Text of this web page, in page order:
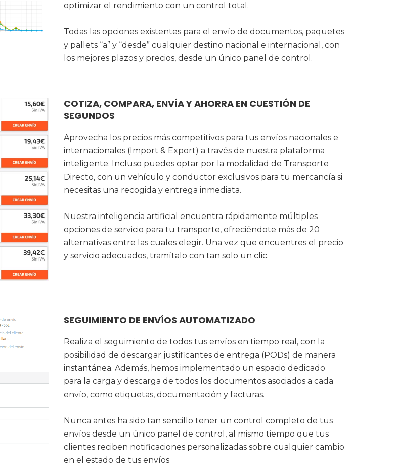
optimizar el rendimiento con un control total.
Todas las opciones existentes para el envío de documentos, paquetes
y pallets “a” y “desde” cualquier destino nacional e internacional, con
los mejores plazos y precios, desde un único panel de control.
COTIZA, COMPARA, ENVÍA Y AHORRA EN CUESTIÓN DE
SEGUNDOS
Aprovecha los precios más competitivos para tus envíos nacionales e
internacionales (Import & Export) a través de nuestra plataforma
inteligente. Incluso puedes optar por la modalidad de Transporte
Directo, con un vehículo y conductor exclusivos para tu mercancía si
necesitas una recogida y entrega inmediata.
Nuestra inteligencia artificial encuentra rápidamente múltiples
opciones de servicio para tu transporte, ofreciéndote más de 20
alternativas entre las cuales elegir. Una vez que encuentres el precio
y servicio adecuados, tramítalo con tan solo un clic.
SEGUIMIENTO DE ENVÍOS AUTOMATIZADO
Realiza el seguimiento de todos tus envíos en tiempo real, con la
posibilidad de descargar justificantes de entrega (PODs) de manera
instantánea. Además, hemos implementado un espacio dedicado
para la carga y descarga de todos los documentos asociados a cada
envío, como etiquetas, documentación y facturas.
Nunca antes ha sido tan sencillo tener un control completo de tus
envíos desde un único panel de control, al mismo tiempo que tus
clientes reciben notificaciones personalizadas sobre cualquier cambio
en el estado de tus envíos